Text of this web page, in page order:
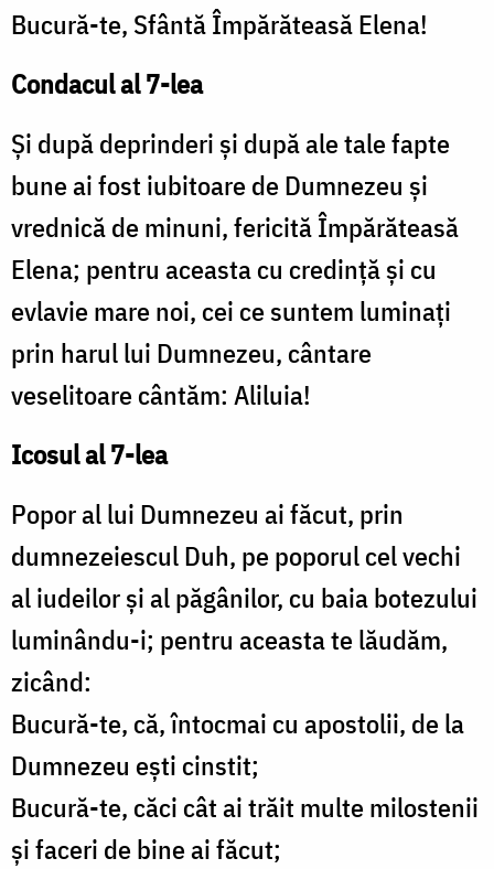
Bucură-te, Sfântă Împărăteasă Elena!
Condacul al 7-lea
Şi după deprinderi şi după ale tale fapte
bune ai fost iubitoare de Dumnezeu şi
vrednică de minuni, fericită Împărăteasă
Elena; pentru aceasta cu credinţă şi cu
evlavie mare noi, cei ce suntem luminaţi
prin harul lui Dumnezeu, cântare
veselitoare cântăm: Aliluia!
Icosul al 7-lea
Popor al lui Dumnezeu ai făcut, prin
dumnezeiescul Duh, pe poporul cel vechi
al iudeilor şi al păgânilor, cu baia botezului
luminându-i; pentru aceasta te lăudăm,
zicând:
Bucură-te, că, întocmai cu apostolii, de la
Dumnezeu eşti cinstit;
Bucură-te, căci cât ai trăit multe milostenii
şi faceri de bine ai făcut;